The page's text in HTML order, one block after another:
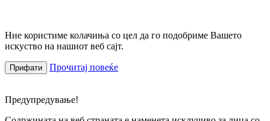
Ние користиме колачиња со цел да го подобриме Вашето
искуство на нашиот веб сајт.
Прифати Прочитај повеќе
Предупредување!